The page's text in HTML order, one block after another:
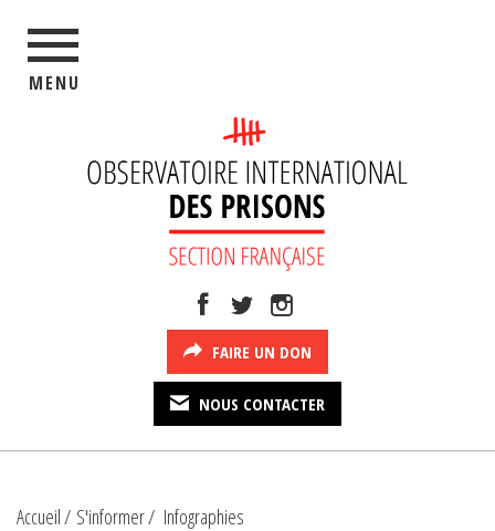
MENU
FAIRE UN DON
NOUS CONTACTER
Accueil S'informer
Infographies